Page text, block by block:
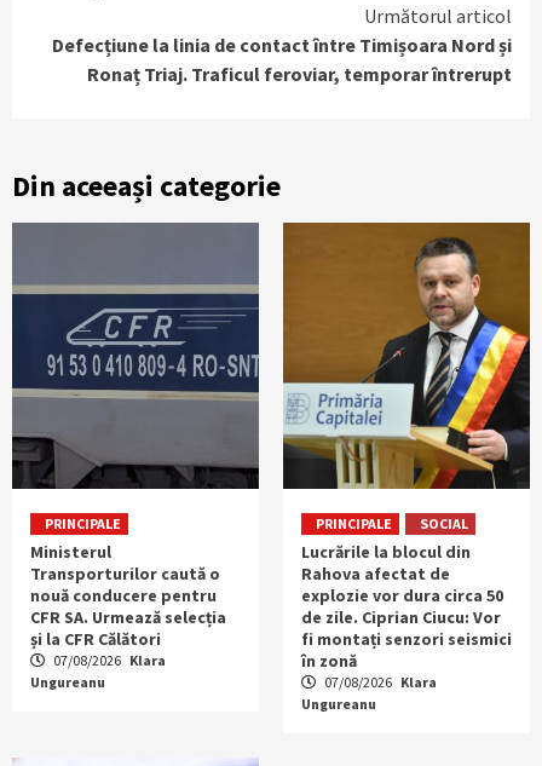
Următorul articol
Defecțiune la linia de contact între Timișoara Nord și
Ronaț Triaj. Traficul feroviar, temporar întrerupt
Din aceeași categorie
PRINCIPALE
Ministerul
Transporturilor caută o
nouă conducere pentru
CFR SA. Urmează selecția
și la CFR Călători
07/08/2026 Klara
Ungureanu
PRINCIPALE SOCIAL
Lucrările la blocul din
Rahova afectat de
explozie vor dura circa 50
de zile. Ciprian Ciucu: Vor
fi montați senzori seismici
în zonă
07/08/2026 Klara
Ungureanu